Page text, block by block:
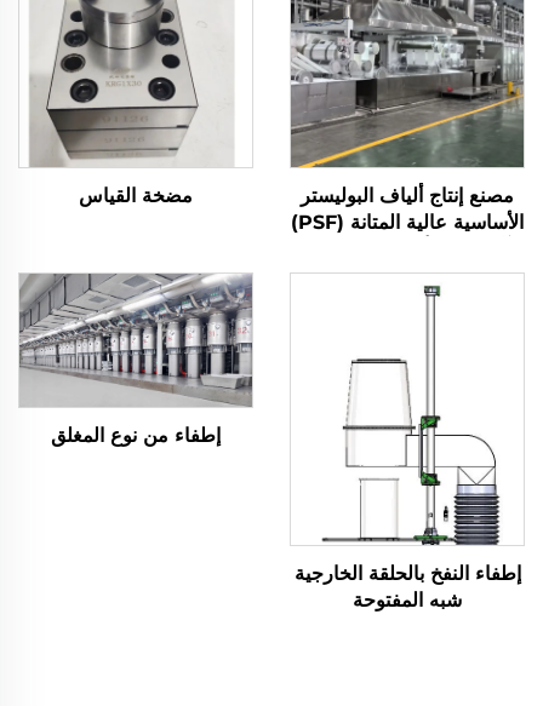
مصنع إنتاج ألياف البوليستر
الأساسية عالية المتانة (PSF)
الأساسية الصلبة PSF
مضخة القياس
إطفاء النفخ بالحلقة الخارجية
شبه المفتوحة
إطفاء من نوع المغلق